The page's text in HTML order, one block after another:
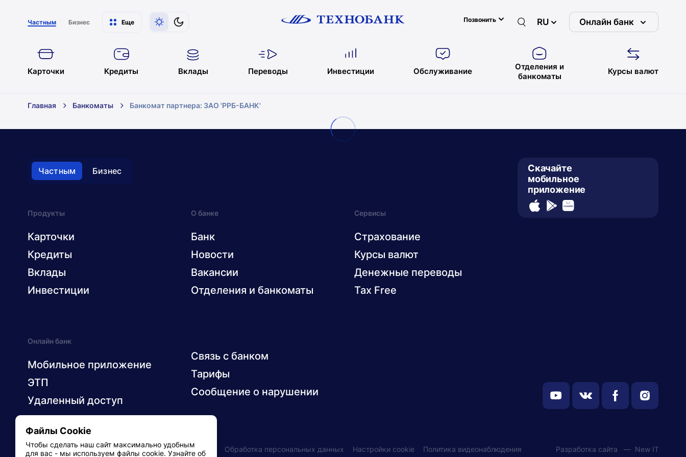
Частным Бизнес Еще Позвонить RU Онлайн банк
Карточки Кредиты Вклады Переводы Инвестиции Обслуживание
Отделения и
банкоматы
Курсы валют
Главная Банкоматы Банкомат партнера: ЗАО 'РРБ-БАНК'
Отделения
Частным Бизнес
Продукты
Карточки
Кредиты
Вклады
Инвестиции
О банке
Банк
Новости
Вакансии
Отделения и банкоматы
Сервисы
Страхование
Курсы валют
Денежные переводы
Tax Free
Онлайн банк
Мобильное приложение
ЭТП
Удаленный доступ
Связь с банком
Тарифы
Сообщение о нарушении
Скачайте
мобильное
приложение
© 2026 ОАО «Технобанк» Раскрытие информации Обработка персональных данных Настройки cookie Политика видеонаблюдения Разработка сайта — New IT
Файлы Cookie
Чтобы сделать наш сайт максимально удобным
для вас - мы используем файлы cookie. Узнайте об